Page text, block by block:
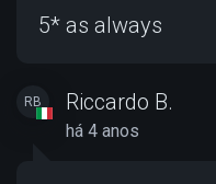
5* as always
RB Riccardo B.
há 4 anos